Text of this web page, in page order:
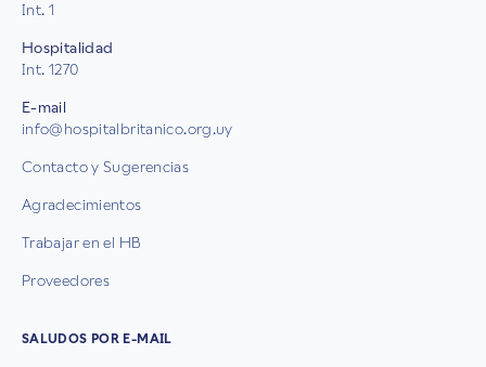
Int. 1
Hospitalidad
Int. 1270
E-mail
info@hospitalbritanico.org.uy
Contacto y Sugerencias
Agradecimientos
Trabajar en el HB
Proveedores
SALUDOS POR E-MAIL